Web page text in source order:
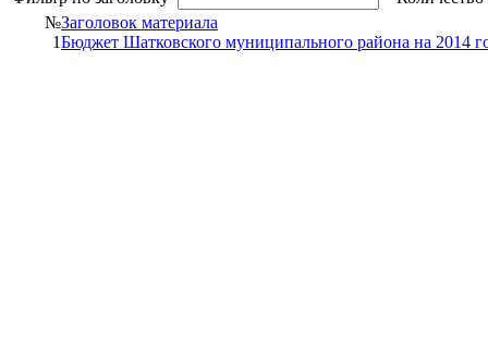
№Заголовок материала
1Бюджет Шатковского муниципального района на 2014